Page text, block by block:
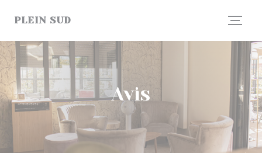
PLEIN SUD
Avis